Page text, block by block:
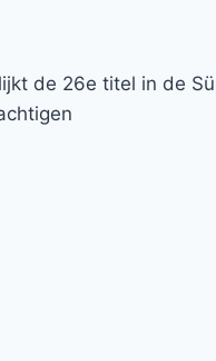
de 26e titel in de